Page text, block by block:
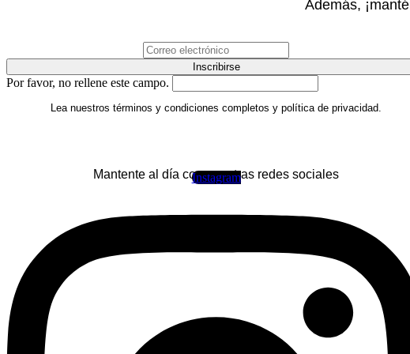
Además,
Inscribirse
Por favor, no rellene este campo.
Lea nuestros términos y condiciones completos y política de privacidad.
Mantente al día con nuestras redes sociales
Instagram